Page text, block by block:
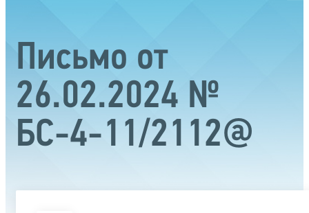
Письмо от
26.02.2024 №
БС-4-11/2112@